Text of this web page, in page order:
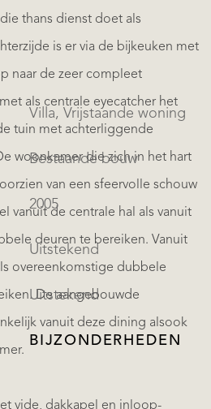
thans dienst doet als
is er via de bijkeuken met
naar de zeer compleet
als centrale eyecatcher het
tuin met achterliggende
woonkamer die zich in het hart
van een sfeervolle schouw
vanuit de centrale hal als vanuit
deuren te bereiken. Vanuit
overeenkomstige dubbele
De aangebouwde
vanuit deze dining alsook
vide, dakkapel en inloop-
Villa, Vrijstaande woning
Bestaande bouw
2005
Uitstekend
Uitstekend
BIJZONDERHEDEN